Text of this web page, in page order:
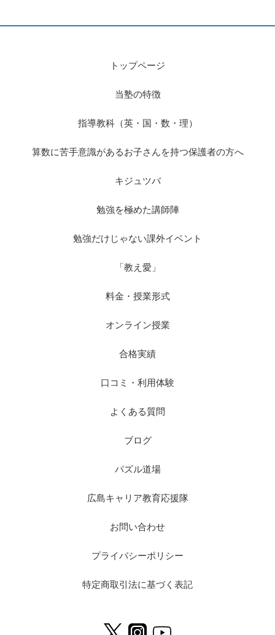
トップページ
当塾の特徴
指導教科（英・国・数・理）
算数に苦手意識があるお子さんを持つ保護者の方へ
キジュツバ
勉強を極めた講師陣
勉強だけじゃない課外イベント
「教え愛」
料金・授業形式
オンライン授業
合格実績
口コミ・利用体験
よくある質問
ブログ
パズル道場
広島キャリア教育応援隊
お問い合わせ
プライバシーポリシー
特定商取引法に基づく表記